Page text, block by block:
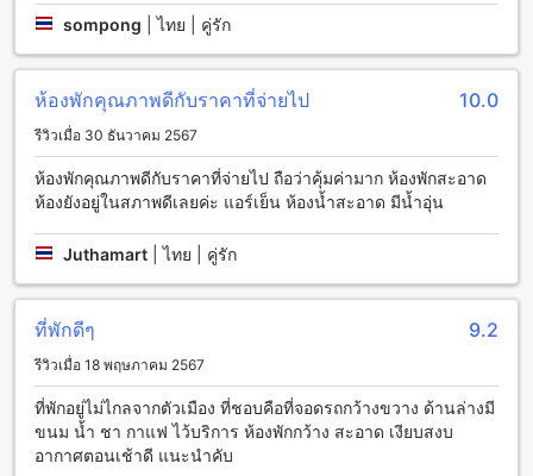
โฮเทล (SHA Extra Plus)
ตรัง แกรนด์ โฮเทล (SHA Extra Plus) เป็นหนึ่งในโรงแรมที่มี
ร้านอาหารที่น่าตื่นเต้นที่สุดในตรัง ร้านอาหารในโรงแรมนี้มี
ความหลากหลายของเมนูอาหารที่สามารถตอบสนองความพอใจ
ของผู้เข้าพักทุกคนได้อย่างแน่นอน ทุกเมนูอาหารที่เสิร์ฟในร้าน
อาหารนี้ถูกสร้างขึ้นด้วยวัตถุดิบที่สดใหม่และคุณภาพสูง อาหาร
จานเดียวที่นี่เป็นที่นิยมอย่างมาก โดยเฉพาะอาหารท้องถิ่นที่ถูก
เสิร์ฟในบรรยากาศที่อบอุ่นและเป็นกันเอง นอกจากนี้ยังมีบาร์ที่น่า
ตลอดวัน
ห้องพักที่ตรัง แกรนด์ โฮเทล (SHA Extra Plus)
ตรัง แกรนด์ โฮเทล (SHA Extra Plus) มีห้องพักที่สะดวกสบาย
และทันสมัยเพื่อตอบสนองความต้องการของผู้เข้าพักทุกคน ห้องพัก
แบบ Double มีขนาด 24 ตารางเมตรพร้อมเตียงคู่หนึ่งเตียง ส่วน
ห้องพักแบบ Twin มีขนาดเช่นเดียวกัน 24 ตารางเมตรแต่มีเตียง
เดี่ยวสองเตียง ไม่ว่าจะเป็นห้อง Double หรือห้อง Twin ทุกห้องพัก
ที่นี่มีการจัดอำนวยความสะดวกอย่างดีเพื่อให้ผู้เข้าพักได้รับ
sompong |ไทย | คู่รัก
ห้องพักคุณภาพดีกับราคาที่จ่ายไป 10.0
รีวิวเมื่อ 30 ธันวาคม 2567
ห้องพักคุณภาพดีกับราคาที่จ่ายไป ถือว่าคุ้มค่ามาก ห้องพักสะอาด
ห้องยังอยู่ในสภาพดีเลยค่ะ แอร์เย็น ห้องน้ำสะอาด มีน้ำอุ่น
Juthamart |ไทย | คู่รัก
ที่พักดีๆ 9.2
รีวิวเมื่อ 18 พฤษภาคม 2567
ที่พักอยู่ไม่ไกลจากตัวเมือง ที่ชอบคือที่จอดรถกว้างขวาง ด้านล่างมี
ขนม น้ำ ชา กาแฟ ไว้บริการ ห้องพักกว้าง สะอาด เงียบสงบ
อากาศตอนเช้าดี แนะนำคับ